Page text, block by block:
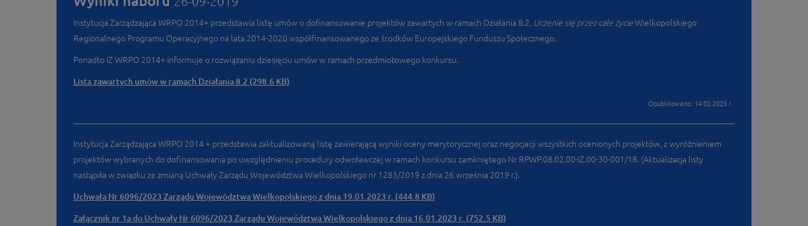
Instytucja Zarządzająca WRPO 2014+ przedstawia listę umów o dofinansowanie projektów zawartych w ramach Działania 8.2 . Uczenie się przez całe życieWielkopolskiego
Regionalnego Programu Operacyjnego na lata 2014-2020 współfinansowanego ze środków Europejskiego Funduszu Społecznego.
Ponadto IZ WRPO 2014+ informuje o rozwiązaniu dziesięciu umów w ramach przedmiotowego konkursu.
Lista zawartych umów w ramach Działania 8.2 (298.6 KB)
Opublikowano: 14.02.2023 r.
Instytucja Zarządzająca WRPO 2014 + przedstawia zaktualizowaną listę zawierającą wyniki oceny merytorycznej oraz negocjacji wszystkich ocenionych projektów, z wyróżnieniem
projektów wybranych do dofinansowania po uwzględnieniu procedury odwoławczej w ramach konkursu zamkniętego Nr RPWP.08.02.00-IZ.00-30-001/18. (Aktualizacja listy
nastąpiła w związku ze zmianą Uchwały Zarządu Województwa Wielkopolskiego nr 1283/2019 z dnia 26 września 2019 r.).
Uchwała Nr 6096/2023 Zarządu Województwa Wielkopolskiego z dnia 19.01.2023 r. (444.8 KB)
Załącznik nr 1a do Uchwały Nr 6096/2023 Zarządu Województwa Wielkopolskiego z dnia 16.01.2023 r. (752.5 KB)